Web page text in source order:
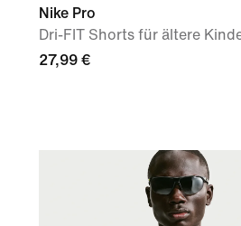
Nike Pro
Dri-FIT Shorts für ältere
27,99 €